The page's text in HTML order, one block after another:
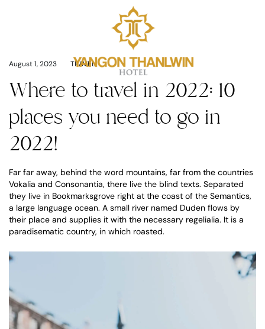
August 1, 2023 TRAVEL
Where to travel in 2022: 10
places you need to go in
2022!
Far far away, behind the word mountains, far from the countries
Vokalia and Consonantia, there live the blind texts. Separated
they live in Bookmarksgrove right at the coast of the Semantics,
a large language ocean. A small river named Duden flows by
their place and supplies it with the necessary regelialia. It is a
paradisematic country, in which roasted.